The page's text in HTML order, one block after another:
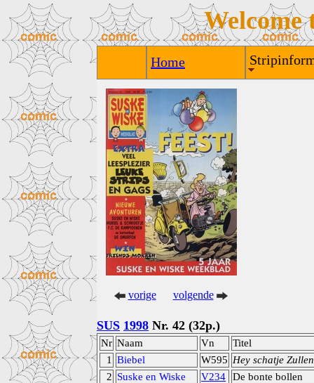
Welcome
Home
vorige volgende
SUS 1998 Nr. 42 (32p.)
Nr Naam Vn
Titel
1
Biebel W595 Hey schatje
2 Suske en Wiske V234
De bonte bollen